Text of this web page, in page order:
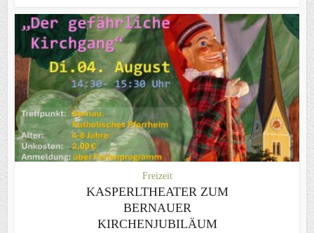
Freizeit
KASPERLTHEATER ZUM
BERNAUER
KIRCHENJUBILÄUM